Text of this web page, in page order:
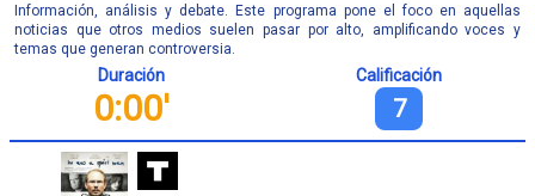
Información, análisis y debate. Este programa pone el foco en aquellas
noticias que otros medios suelen pasar por alto, amplificando voces y
temas que generan controversia.
Duración
0:00'
Calificación
7